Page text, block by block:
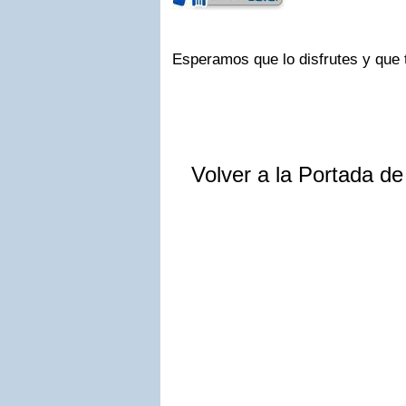
Esperamos que lo disfrutes y
Volver a la Portada